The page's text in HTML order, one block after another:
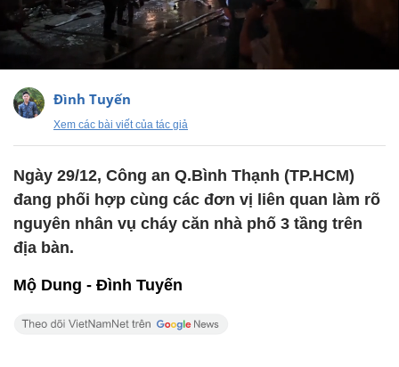
Đình Tuyến
Xem các bài viết của tác giả
Ngày 29/12, Công an Q.Bình Thạnh (TP.HCM)
đang phối hợp cùng các đơn vị liên quan làm rõ
nguyên nhân vụ cháy căn nhà phố 3 tầng trên
địa bàn.
Mộ Dung - Đình Tuyến